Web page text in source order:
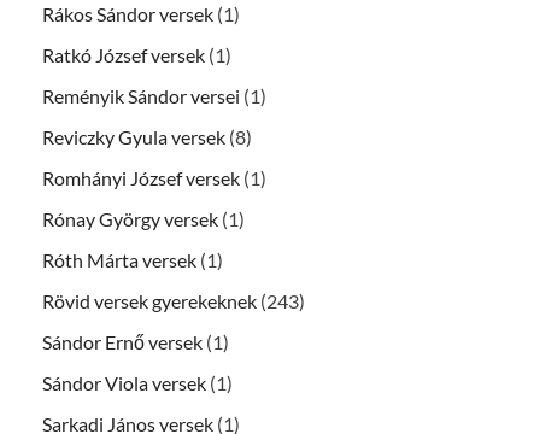
Rákos Sándor versek (1)
Ratkó József versek (1)
Reményik Sándor versei (1)
Reviczky Gyula versek (8)
Romhányi József versek (1)
Rónay György versek (1)
Róth Márta versek (1)
Rövid versek gyerekeknek (243)
Sándor Ernő versek (1)
Sándor Viola versek (1)
Sarkadi János versek (1)